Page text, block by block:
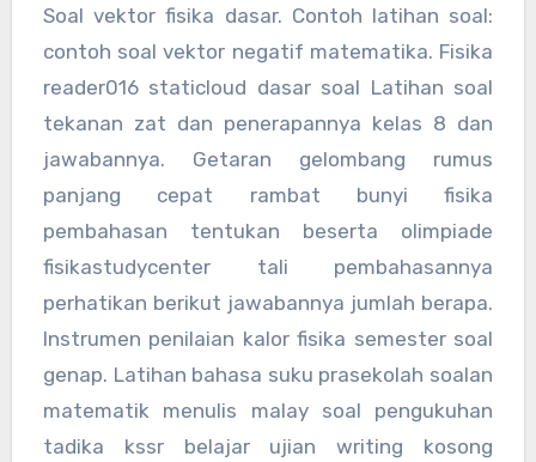
Soal vektor fisika dasar. Contoh latihan soal:
contoh soal vektor negatif matematika. Fisika
reader016 staticloud dasar soal Latihan soal
tekanan zat dan penerapannya kelas 8 dan
jawabannya. Getaran gelombang rumus
panjang cepat rambat bunyi fisika
pembahasan tentukan beserta olimpiade
fisikastudycenter tali pembahasannya
perhatikan berikut jawabannya jumlah berapa.
Instrumen penilaian kalor fisika semester soal
genap. Latihan bahasa suku prasekolah soalan
matematik menulis malay soal pengukuhan
tadika kssr belajar ujian writing kosong